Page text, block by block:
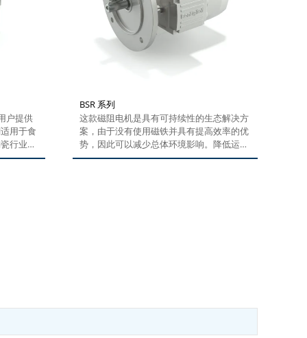
户提供
用于食
行业，
化流
BSR 系列
这款磁阻电机是具有可持续性的生态解决方
案，由于没有使用磁铁并具有提高效率的优
势，因此可以减少总体环境影响。降低运营
成本，可实现快速回报。久经考验的感应电